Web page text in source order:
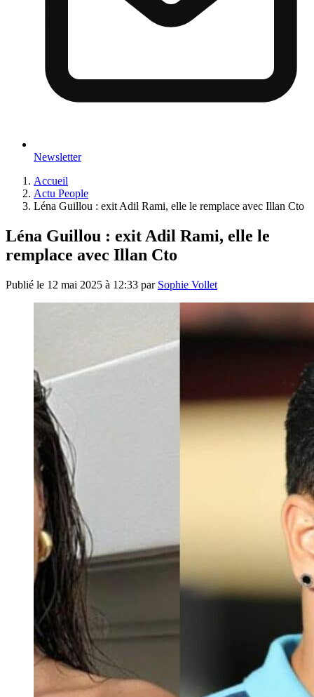
Newsletter
Accueil
Actu People
Léna Guillou : exit Adil Rami, elle le remplace avec Illan Cto
Léna Guillou : exit Adil Rami, elle le
remplace avec Illan Cto
Publié le 12 mai 2025 à 12:33 par Sophie Vollet